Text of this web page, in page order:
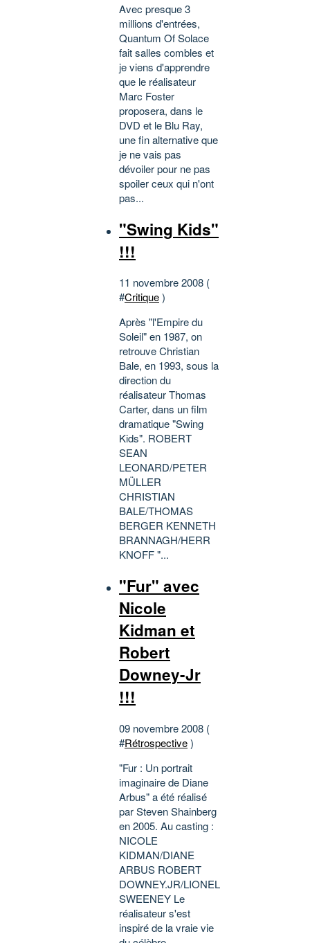
Avec presque 3
millions d'entrées,
Quantum Of Solace
fait salles combles et
je viens d'apprendre
que le réalisateur
Marc Foster
proposera, dans le
DVD et le Blu Ray,
une fin alternative que
je ne vais pas
dévoiler pour ne pas
spoiler ceux qui n'ont
pas...
"Swing Kids"
!!!
11 novembre 2008 (
#Critique)
Après "l'Empire du
Soleil" en 1987, on
retrouve Christian
Bale, en 1993, sous la
direction du
réalisateur Thomas
Carter, dans un film
dramatique "Swing
Kids". ROBERT
SEAN
LEONARD/PETER
MÜLLER
CHRISTIAN
BALE/THOMAS
BERGER KENNETH
BRANNAGH/HERR
KNOFF "...
"Fur" avec
Nicole
Kidman et
Robert
Downey-Jr
!!!
09 novembre 2008 (
#Rétrospective)
"Fur : Un portrait
imaginaire de Diane
Arbus" a été réalisé
par Steven Shainberg
en 2005. Au casting :
NICOLE
KIDMAN/DIANE
ARBUS ROBERT
DOWNEY.JR/LIONEL
SWEENEY Le
réalisateur s'est
inspiré de la vraie vie